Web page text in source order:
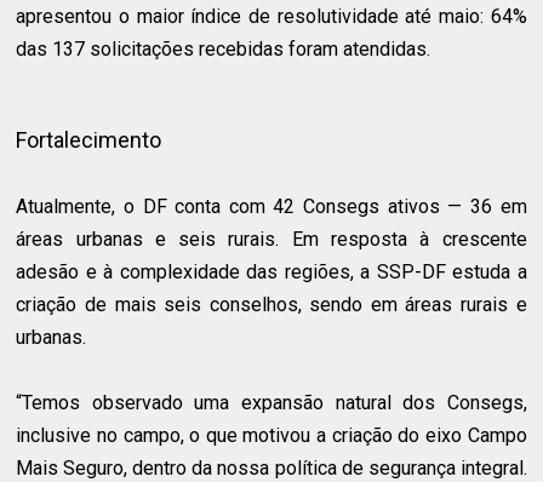
apresentou o maior índice de resolutividade até maio: 64%
das 137 solicitações recebidas foram atendidas.
Fortalecimento
Atualmente, o DF conta com 42 Consegs ativos — 36 em
áreas urbanas e seis rurais. Em resposta à crescente
adesão e à complexidade das regiões, a SSP-DF estuda a
criação de mais seis conselhos, sendo em áreas rurais e
urbanas.
“Temos observado uma expansão natural dos Consegs,
inclusive no campo, o que motivou a criação do eixo Campo
Mais Seguro, dentro da nossa política de segurança integral.